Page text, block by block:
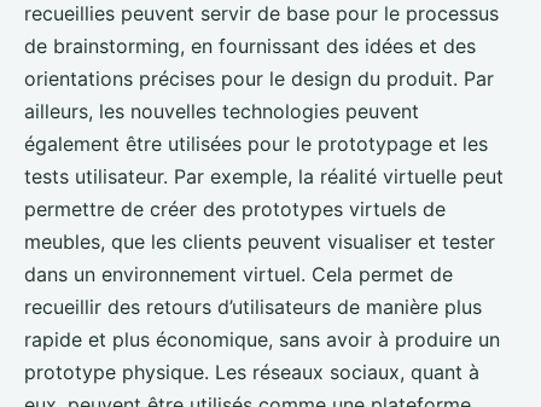
recueillies peuvent servir de base pour le processus
de brainstorming, en fournissant des idées et des
orientations précises pour le design du produit. Par
ailleurs, les nouvelles technologies peuvent
également être utilisées pour le prototypage et les
tests utilisateur. Par exemple, la réalité virtuelle peut
permettre de créer des prototypes virtuels de
meubles, que les clients peuvent visualiser et tester
dans un environnement virtuel. Cela permet de
recueillir des retours d’utilisateurs de manière plus
rapide et plus économique, sans avoir à produire un
prototype physique. Les réseaux sociaux, quant à